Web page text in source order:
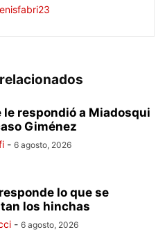
le respondió a Miadosqui
Giménez
- 6 agosto, 2026
lo que se
los hinchas
- 6 agosto, 2026